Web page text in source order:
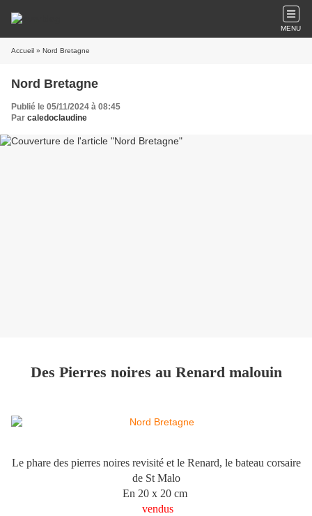
MENU
Accueil » Nord Bretagne
Nord Bretagne
Publié le 05/11/2024 à 08:45
Par caledoclaudine
Des Pierres noires au Renard malouin
Le phare des pierres noires revisité et le Renard, le bateau corsaire
de St Malo
En 20 x 20 cm
vendus